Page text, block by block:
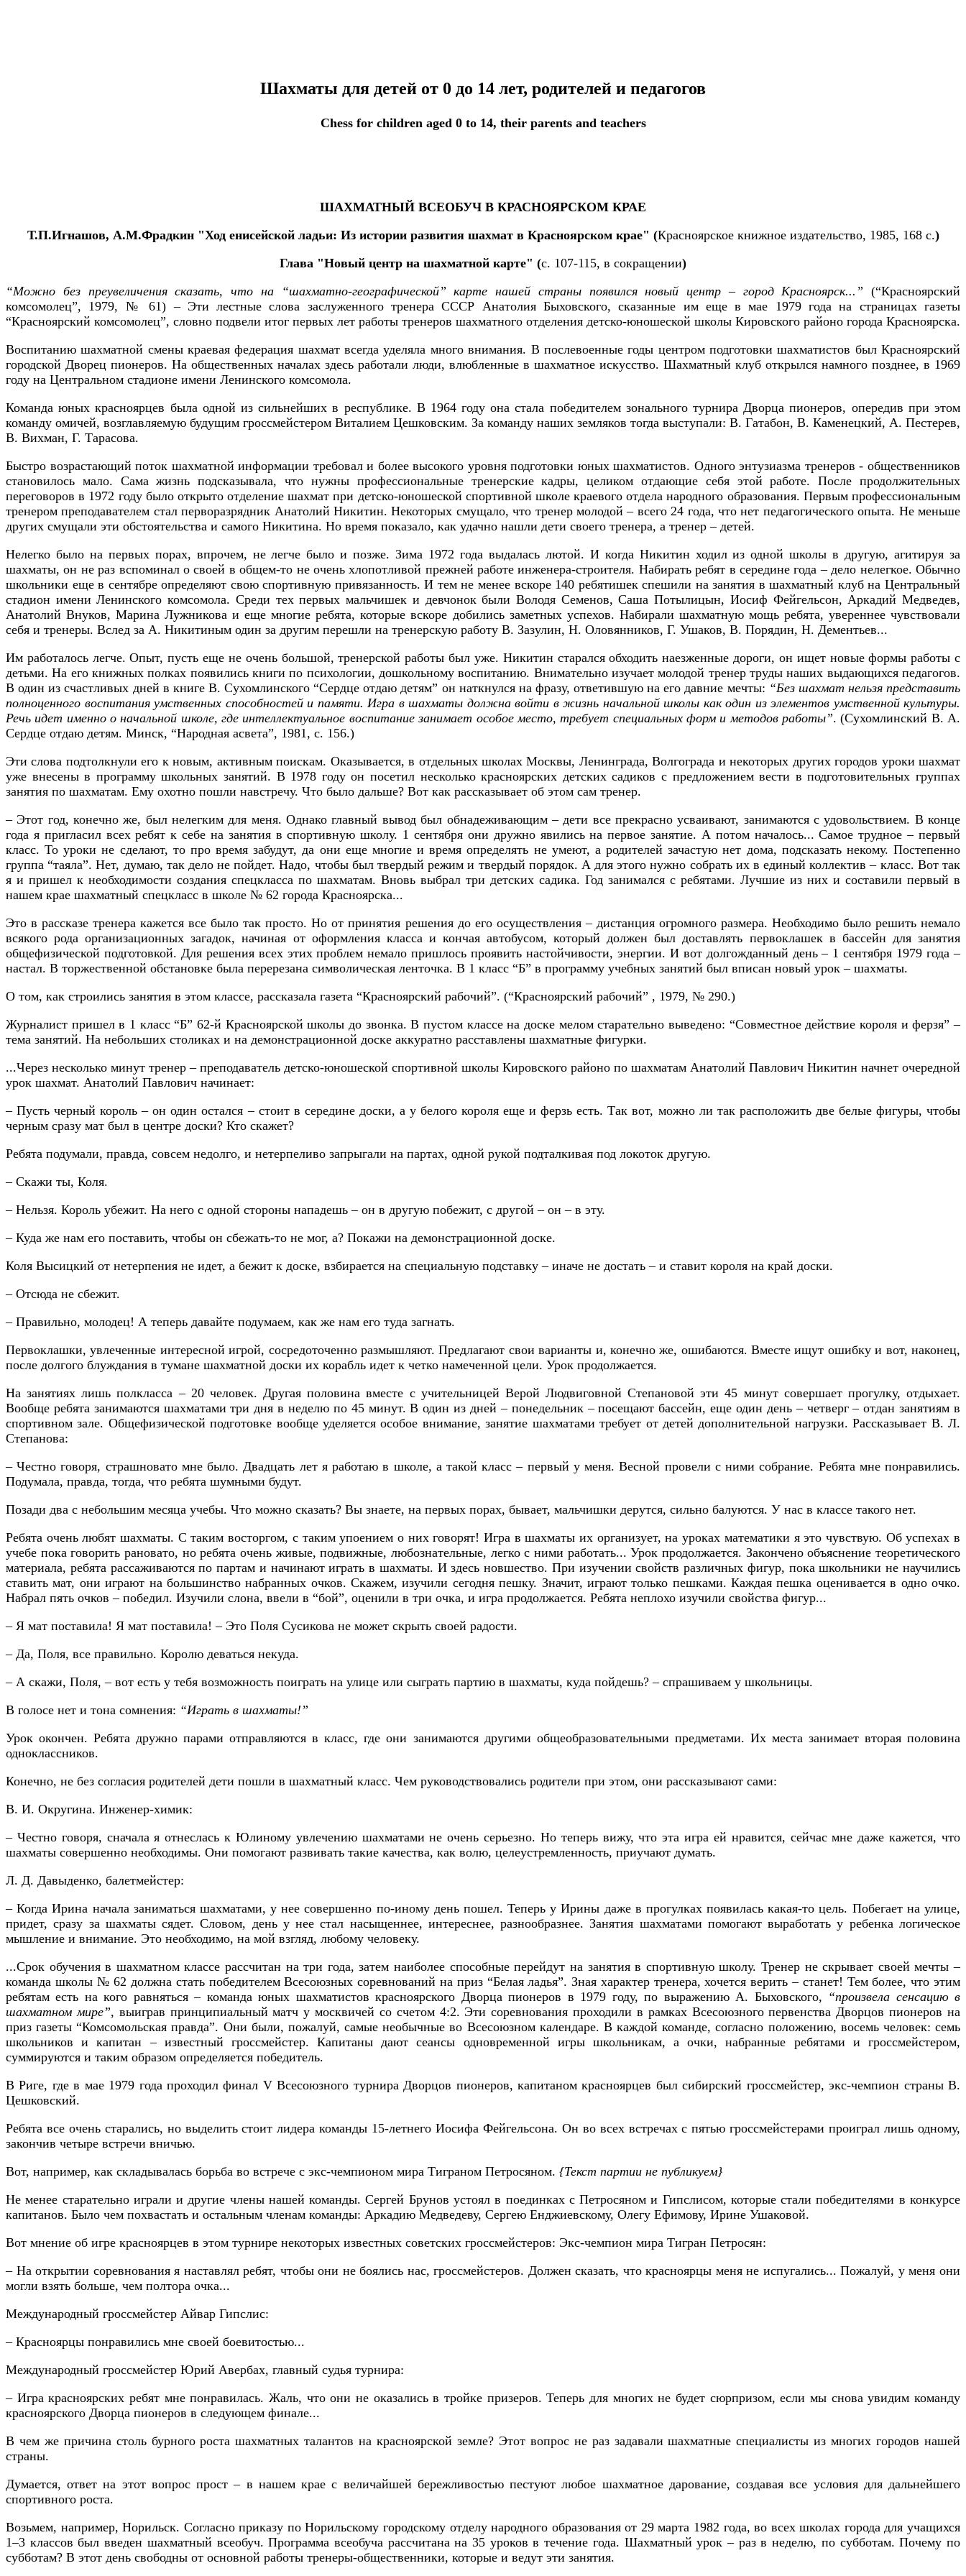
Шахматы для детей от 0 до 14 лет, родителей и педагогов
Chess for children aged 0 to 14, their parents and teachers
ШАХМАТНЫЙ ВСЕОБУЧ В КРАСНОЯРСКОМ КРАЕ
Т.П.Игнашов, А.М.Фрадкин "Ход енисейской ладьи: Из истории развития шахмат в Красноярском крае" (Красноярское книжное издательство, 1985, 168 с.)
Глава "Новый центр на шахматной карте" (с. 107-115, в сокращении)
“Можно без преувеличения сказать, что на “шахматно-географической” карте нашей страны появился новый центр – город Красноярск...” (“Красноярский
комсомолец”, 1979, № 61) – Эти лестные слова заслуженного тренера СССР Анатолия Быховского, сказанные им еще в мае 1979 года на страницах газеты
“Красноярский комсомолец”, словно подвели итог первых лет работы тренеров шахматного отделения детско-юношеской школы Кировского районо города Красноярска.
Воспитанию шахматной смены краевая федерация шахмат всегда уделяла много внимания. В послевоенные годы центром подготовки шахматистов был Красноярский
городской Дворец пионеров. На общественных началах здесь работали люди, влюбленные в шахматное искусство. Шахматный клуб открылся намного позднее, в 1969
году на Центральном стадионе имени Ленинского комсомола.
Команда юных красноярцев была одной из сильнейших в республике. В 1964 году она стала победителем зонального турнира Дворца пионеров, опередив при этом
команду омичей, возглавляемую будущим гроссмейстером Виталием Цешковским. За команду наших земляков тогда выступали: В. Гатабон, В. Каменецкий, А. Пестерев,
В. Вихман, Г. Тарасова.
Быстро возрастающий поток шахматной информации требовал и более высокого уровня подготовки юных шахматистов. Одного энтузиазма тренеров - общественников
становилось мало. Сама жизнь подсказывала, что нужны профессиональные тренерские кадры, целиком отдающие себя этой работе. После продолжительных
переговоров в 1972 году было открыто отделение шахмат при детско-юношеской спортивной школе краевого отдела народного образования. Первым профессиональным
тренером преподавателем стал перворазрядник Анатолий Никитин. Некоторых смущало, что тренер молодой – всего 24 года, что нет педагогического опыта. Не меньше
других смущали эти обстоятельства и самого Никитина. Но время показало, как удачно нашли дети своего тренера, а тренер – детей.
Нелегко было на первых порах, впрочем, не легче было и позже. Зима 1972 года выдалась лютой. И когда Никитин ходил из одной школы в другую, агитируя за
шахматы, он не раз вспоминал о своей в общем-то не очень хлопотливой прежней работе инженера-строителя. Набирать ребят в середине года – дело нелегкое. Обычно
школьники еще в сентябре определяют свою спортивную привязанность. И тем не менее вскоре 140 ребятишек спешили на занятия в шахматный клуб на Центральный
стадион имени Ленинского комсомола. Среди тех первых мальчишек и девчонок были Володя Семенов, Саша Потылицын, Иосиф Фейгельсон, Аркадий Медведев,
Анатолий Внуков, Марина Лужникова и еще многие ребята, которые вскоре добились заметных успехов. Набирали шахматную мощь ребята, увереннее чувствовали
себя и тренеры. Вслед за А. Никитиным один за другим перешли на тренерскую работу В. Зазулин, Н. Оловянников, Г. Ушаков, В. Порядин, Н. Дементьев...
Им работалось легче. Опыт, пусть еще не очень большой, тренерской работы был уже. Никитин старался обходить наезженные дороги, он ищет новые формы работы с
детьми. На его книжных полках появились книги по психологии, дошкольному воспитанию. Внимательно изучает молодой тренер труды наших выдающихся педагогов.
В один из счастливых дней в книге В. Сухомлинского “Сердце отдаю детям” он наткнулся на фразу, ответившую на его давние мечты: “Без шахмат нельзя представить
полноценного воспитания умственных способностей и памяти. Игра в шахматы должна войти в жизнь начальной школы как один из элементов умственной культуры.
Речь идет именно о начальной школе, где интеллектуальное воспитание занимает особое место, требует специальных форм и методов работы”. (Сухомлинский В. А.
Сердце отдаю детям. Минск, “Народная асвета”, 1981, с. 156.)
Эти слова подтолкнули его к новым, активным поискам. Оказывается, в отдельных школах Москвы, Ленинграда, Волгограда и некоторых других городов уроки шахмат
уже внесены в программу школьных занятий. В 1978 году он посетил несколько красноярских детских садиков с предложением вести в подготовительных группах
занятия по шахматам. Ему охотно пошли навстречу. Что было дальше? Вот как рассказывает об этом сам тренер.
– Этот год, конечно же, был нелегким для меня. Однако главный вывод был обнадеживающим – дети все прекрасно усваивают, занимаются с удовольствием. В конце
года я пригласил всех ребят к себе на занятия в спортивную школу. 1 сентября они дружно явились на первое занятие. А потом началось... Самое трудное – первый
класс. То уроки не сделают, то про время забудут, да они еще многие и время определять не умеют, а родителей зачастую нет дома, подсказать некому. Постепенно
группа “таяла”. Нет, думаю, так дело не пойдет. Надо, чтобы был твердый режим и твердый порядок. А для этого нужно собрать их в единый коллектив – класс. Вот так
я и пришел к необходимости создания спецкласса по шахматам. Вновь выбрал три детских садика. Год занимался с ребятами. Лучшие из них и составили первый в
нашем крае шахматный спецкласс в школе № 62 города Красноярска...
Это в рассказе тренера кажется все было так просто. Но от принятия решения до его осуществления – дистанция огромного размера. Необходимо было решить немало
всякого рода организационных загадок, начиная от оформления класса и кончая автобусом, который должен был доставлять первоклашек в бассейн для занятия
общефизической подготовкой. Для решения всех этих проблем немало пришлось проявить настойчивости, энергии. И вот долгожданный день – 1 сентября 1979 года–
настал. В торжественной обстановке была перерезана символическая ленточка. В 1 класс “Б” в программу учебных занятий был вписан новый урок – шахматы.
О том, как строились занятия в этом классе, рассказала газета “Красноярский рабочий”. (“Красноярский рабочий” , 1979, № 290.)
Журналист пришел в 1 класс “Б” 62-й Красноярской школы до звонка. В пустом классе на доске мелом старательно выведено: “Совместное действие короля и ферзя” –
тема занятий. На небольших столиках и на демонстрационной доске аккуратно расставлены шахматные фигурки.
...Через несколько минут тренер – преподаватель детско-юношеской спортивной школы Кировского районо по шахматам Анатолий Павлович Никитин начнет очередной
урок шахмат. Анатолий Павлович начинает:
– Пусть черный король – он один остался – стоит в середине доски, а у белого короля еще и ферзь есть. Так вот, можно ли так расположить две белые фигуры, чтобы
черным сразу мат был в центре доски? Кто скажет?
Ребята подумали, правда, совсем недолго, и нетерпеливо запрыгали на партах, одной рукой подталкивая под локоток другую.
– Скажи ты, Коля.
– Нельзя. Король убежит. На него с одной стороны нападешь – он в другую побежит, с другой – он – в эту.
– Куда же нам его поставить, чтобы он сбежать-то не мог, а? Покажи на демонстрационной доске.
Коля Высицкий от нетерпения не идет, а бежит к доске, взбирается на специальную подставку – иначе не достать – и ставит короля на край доски.
– Отсюда не сбежит.
– Правильно, молодец! А теперь давайте подумаем, как же нам его туда загнать.
Первоклашки, увлеченные интересной игрой, сосредоточенно размышляют. Предлагают свои варианты и, конечно же, ошибаются. Вместе ищут ошибку и вот, наконец,
после долгого блуждания в тумане шахматной доски их корабль идет к четко намеченной цели. Урок продолжается.
На занятиях лишь полкласса – 20 человек. Другая половина вместе с учительницей Верой Людвиговной Степановой эти 45 минут совершает прогулку, отдыхает.
Вообще ребята занимаются шахматами три дня в неделю по 45 минут. В один из дней – понедельник – посещают бассейн, еще один день – четверг – отдан занятиям в
спортивном зале. Общефизической подготовке вообще уделяется особое внимание, занятие шахматами требует от детей дополнительной нагрузки. Рассказывает В. Л.
Степанова:
– Честно говоря, страшновато мне было. Двадцать лет я работаю в школе, а такой класс – первый у меня. Весной провели с ними собрание. Ребята мне понравились.
Подумала, правда, тогда, что ребята шумными будут.
Позади два с небольшим месяца учебы. Что можно сказать? Вы знаете, на первых порах, бывает, мальчишки дерутся, сильно балуются. У нас в классе такого нет.
Ребята очень любят шахматы. С таким восторгом, с таким упоением о них говорят! Игра в шахматы их организует, на уроках математики я это чувствую. Об успехах в
учебе пока говорить рановато, но ребята очень живые, подвижные, любознательные, легко с ними работать... Урок продолжается. Закончено объяснение теоретического
материала, ребята рассаживаются по партам и начинают играть в шахматы. И здесь новшество. При изучении свойств различных фигур, пока школьники не научились
ставить мат, они играют на большинство набранных очков. Скажем, изучили сегодня пешку. Значит, играют только пешками. Каждая пешка оценивается в одно очко.
Набрал пять очков – победил. Изучили слона, ввели в “бой”, оценили в три очка, и игра продолжается. Ребята неплохо изучили свойства фигур...
– Я мат поставила! Я мат поставила! – Это Поля Сусикова не может скрыть своей радости.
– Да, Поля, все правильно. Королю деваться некуда.
– А скажи, Поля, – вот есть у тебя возможность поиграть на улице или сыграть партию в шахматы, куда пойдешь? – спрашиваем у школьницы.
В голосе нет и тона сомнения: “Играть в шахматы!”
Урок окончен. Ребята дружно парами отправляются в класс, где они занимаются другими общеобразовательными предметами. Их места занимает вторая половина
одноклассников.
Конечно, не без согласия родителей дети пошли в шахматный класс. Чем руководствовались родители при этом, они рассказывают сами:
В. И. Округина. Инженер-химик:
– Честно говоря, сначала я отнеслась к Юлиному увлечению шахматами не очень серьезно. Но теперь вижу, что эта игра ей нравится, сейчас мне даже кажется, что
шахматы совершенно необходимы. Они помогают развивать такие качества, как волю, целеустремленность, приучают думать.
Л. Д. Давыденко, балетмейстер:
– Когда Ирина начала заниматься шахматами, у нее совершенно по-иному день пошел. Теперь у Ирины даже в прогулках появилась какая-то цель. Побегает на улице,
придет, сразу за шахматы сядет. Словом, день у нее стал насыщеннее, интереснее, разнообразнее. Занятия шахматами помогают выработать у ребенка логическое
мышление и внимание. Это необходимо, на мой взгляд, любому человеку.
...Срок обучения в шахматном классе рассчитан на три года, затем наиболее способные перейдут на занятия в спортивную школу. Тренер не скрывает своей мечты –
команда школы № 62 должна стать победителем Всесоюзных соревнований на приз “Белая ладья”. Зная характер тренера, хочется верить – станет! Тем более, что этим
ребятам есть на кого равняться – команда юных шахматистов красноярского Дворца пионеров в 1979 году, по выражению А. Быховского, “произвела сенсацию в
шахматном мире”, выиграв принципиальный матч у москвичей со счетом 4:2. Эти соревнования проходили в рамках Всесоюзного первенства Дворцов пионеров на
приз газеты “Комсомольская правда”. Они были, пожалуй, самые необычные во Всесоюзном календаре. В каждой команде, согласно положению, восемь человек: семь
школьников и капитан – известный гроссмейстер. Капитаны дают сеансы одновременной игры школьникам, а очки, набранные ребятами и гроссмейстером,
суммируются и таким образом определяется победитель.
В Риге, где в мае 1979 года проходил финал V Всесоюзного турнира Дворцов пионеров, капитаном красноярцев был сибирский гроссмейстер, экс-чемпион страны В.
Цешковский.
Ребята все очень старались, но выделить стоит лидера команды 15-летнего Иосифа Фейгельсона. Он во всех встречах с пятью гроссмейстерами проиграл лишь одному,
закончив четыре встречи вничью.
Вот, например, как складывалась борьба во встрече с экс-чемпионом мира Тиграном Петросяном. {Текст партии не публикуем}
Не менее старательно играли и другие члены нашей команды. Сергей Брунов устоял в поединках с Петросяном и Гипслисом, которые стали победителями в конкурсе
капитанов. Было чем похвастать и остальным членам команды: Аркадию Медведеву, Сергею Енджиевскому, Олегу Ефимову, Ирине Ушаковой.
Вот мнение об игре красноярцев в этом турнире некоторых известных советских гроссмейстеров: Экс-чемпион мира Тигран Петросян:
– На открытии соревнования я наставлял ребят, чтобы они не боялись нас, гроссмейстеров. Должен сказать, что красноярцы меня не испугались... Пожалуй, у меня они
могли взять больше, чем полтора очка...
Международный гроссмейстер Айвар Гипслис:
– Красноярцы понравились мне своей боевитостью...
Международный гроссмейстер Юрий Авербах, главный судья турнира:
– Игра красноярских ребят мне понравилась. Жаль, что они не оказались в тройке призеров. Теперь для многих не будет сюрпризом, если мы снова увидим команду
красноярского Дворца пионеров в следующем финале...
В чем же причина столь бурного роста шахматных талантов на красноярской земле? Этот вопрос не раз задавали шахматные специалисты из многих городов нашей
страны.
Думается, ответ на этот вопрос прост – в нашем крае с величайшей бережливостью пестуют любое шахматное дарование, создавая все условия для дальнейшего
спортивного роста.
Возьмем, например, Норильск. Согласно приказу по Норильскому городскому отделу народного образования от 29 марта 1982 года, во всех школах города для учащихся
1–3 классов был введен шахматный всеобуч. Программа всеобуча рассчитана на 35 уроков в течение года. Шахматный урок – раз в неделю, по субботам. Почему по
субботам? В этот день свободны от основной работы тренеры-общественники, которые и ведут эти занятия.